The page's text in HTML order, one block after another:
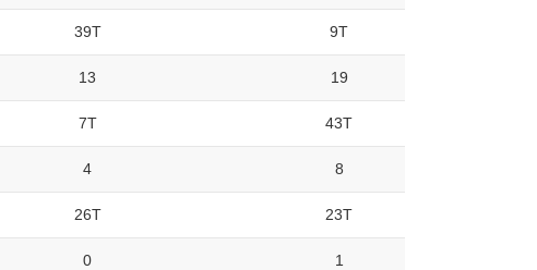
39T 9T
13 19
7T 43T
4 8
26T 23T
0 1